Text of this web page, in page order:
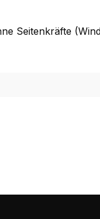
Seitenkräfte